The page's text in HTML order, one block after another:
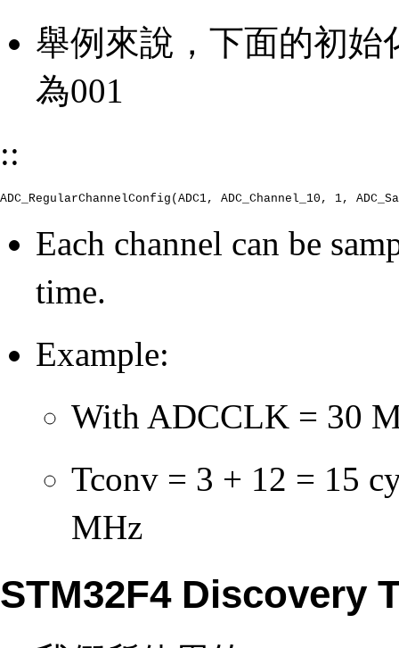
舉例來說，下面的初始
為001
::
ADC_RegularChannelConfig(ADC1, ADC_Channel_10, 1,
Each channel can be
time.
Example:
With ADCCLK = 30
Tconv = 3 + 12 = 15
MHz
STM32F4 Discovery